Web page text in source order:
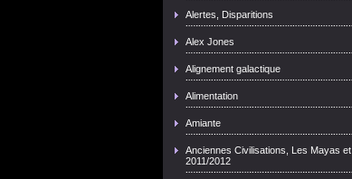
Alertes, Disparitions
Alex Jones
Alignement galactique
Alimentation
Amiante
Anciennes Civilisations, Les Mayas et
2011/2012